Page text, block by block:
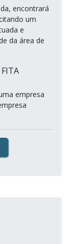
encontrará
um
e
da área de
FITA
empresa